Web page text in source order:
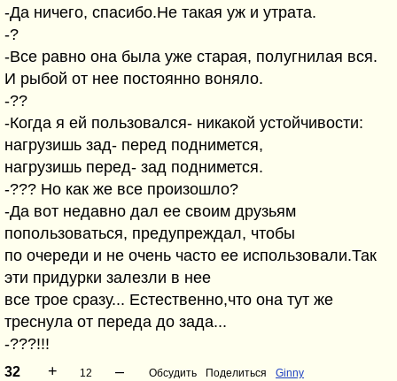
-Да ничего, спасибо.Не такая уж и утрата.
-?
-Все равно она была уже старая, полугнилая вся.
И рыбой от нее постоянно воняло.
-??
-Когда я ей пользовался- никакой устойчивости:
нагрузишь зад- перед поднимется,
нагрузишь перед- зад поднимется.
-??? Но как же все произошло?
-Да вот недавно дал ее своим друзьям
попользоваться, предупреждал, чтобы
по очереди и не очень часто ее использовали.Так
эти придурки залезли в нее
все трое сразу... Естественно,что она тут же
треснула от переда до зада...
-???!!!
32 + 12 – Обсудить Поделиться Ginny